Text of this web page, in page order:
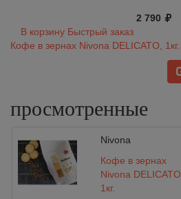
2 790
В корзину Быстрый заказ
Кофе в зернах Nivona DELICATO, 1кг.
просмотренные
Nivona
Кофе в зернах
Nivona DELICATO,
1кг.